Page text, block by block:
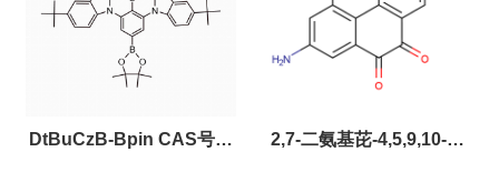
DtBuCzB-Bpin CAS号： 2,7-二氨基芘-4,5,9,10-四